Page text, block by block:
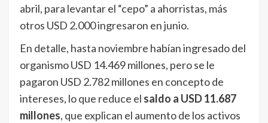
abril, para levantar el “cepo” a ahorristas, más
otros USD 2.000 ingresaron en junio.
En detalle, hasta noviembre habían ingresado del
organismo USD 14.469 millones, pero se le
pagaron USD 2.782 millones en concepto de
intereses, lo que reduce el saldo a USD 11.687
millones, que explican el aumento de los activos